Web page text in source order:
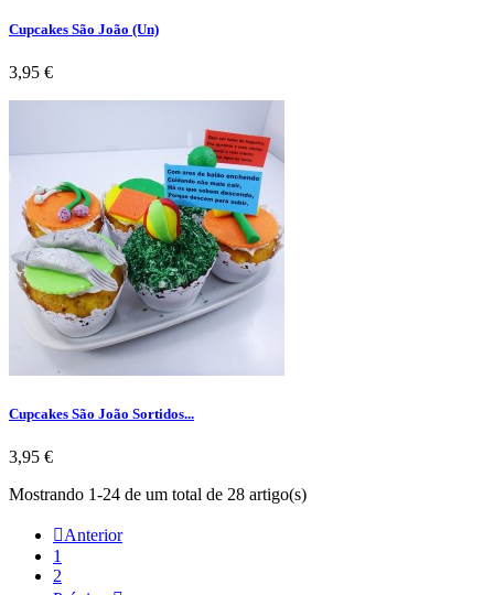
Cupcakes São João (Un)
Preço
3,95 €
Cupcakes São João Sortidos...
Preço
3,95 €
Mostrando 1-24 de um total de 28 artigo(s)
Anterior
1
2